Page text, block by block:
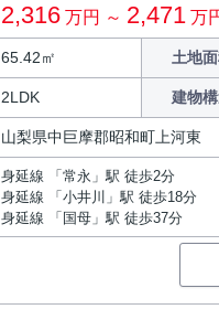
2,316 万円 ～ 2,471 万
65.42㎡ 土地
2LDK 建物
山梨県中巨摩郡昭和町上河東
身延線 「常永」駅 徒歩2分
身延線 「小井川」駅 徒歩18分
身延線 「国母」駅 徒歩37分